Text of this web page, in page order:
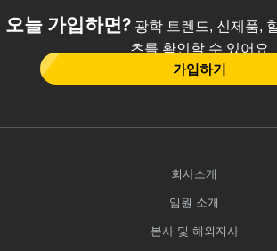
오늘 가입하면?광학 트렌드, 신제품,
츠를 확인할 수 있어요
가입하기
회사소개
임원 소개
본사 및 해외지사